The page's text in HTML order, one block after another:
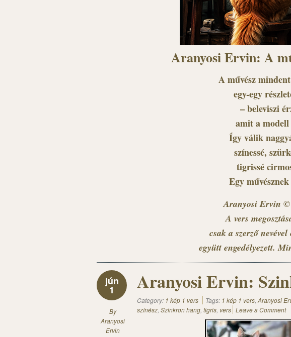
Aranyosi Ervin: A
A művész
egy-egy
– beleviszi
amit a
Így válik
színessé,
tigrissé
Egy
Aranyosi Ervin ©
A vers
csak a szerző
együtt engedélyezett.
jún
1
By
Aranyosi
Ervin
Aranyosi Ervin:
Category: 1 kép 1 vers Tags: 1 kép 1 vers, Aranyosi
színész, Szinkron hang, tigris, vers Leave a Comment